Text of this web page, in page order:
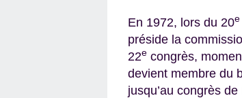
En 1972, lors du 20e
préside la
22e congrès,
devient membre du
jusqu’au congrès